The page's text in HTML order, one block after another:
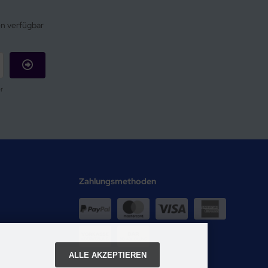
verfügbar
Zahlungsmethoden
ALLE AKZEPTIEREN